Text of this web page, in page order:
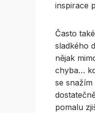
inspirace
Často
sladkého
nějak
chyba…
se
pomalu